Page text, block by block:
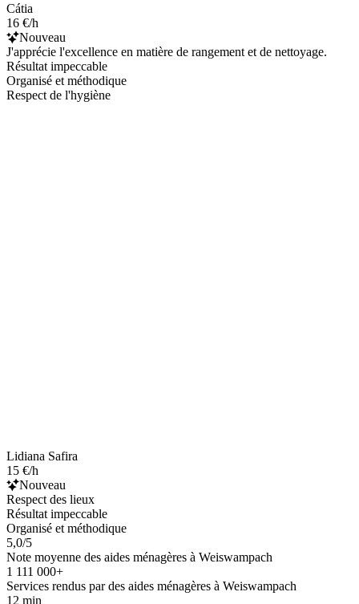
Cátia
16 €/h
Nouveau
J'apprécie l'excellence en matière de rangement et de nettoyage.
Résultat impeccable
Organisé et méthodique
Respect de l'hygiène
Lidiana Safira
15 €/h
Nouveau
Respect des lieux
Résultat impeccable
Organisé et méthodique
5,0/5
Note moyenne des aides ménagères à Weiswampach
1 111 000+
Services rendus par des aides ménagères à Weiswampach
12 min